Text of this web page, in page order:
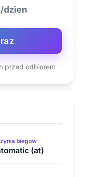
/dzien
przed odbiorem
biegow
(at)